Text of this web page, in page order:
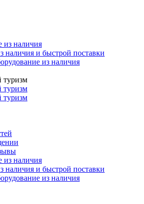
наличия и быстрой поставки
наличия и быстрой поставки